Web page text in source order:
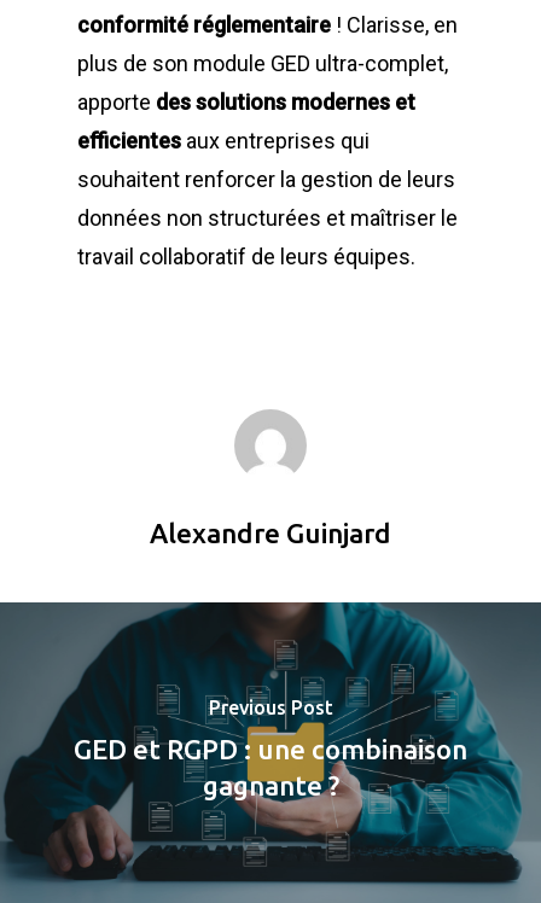
conformité réglementaire ! Clarisse, en
plus de son module GED ultra-complet,
apporte des solutions modernes et
efficientes aux entreprises qui
souhaitent renforcer la gestion de leurs
données non structurées et maîtriser le
travail collaboratif de leurs équipes.
Alexandre Guinjard
Previous Post
GED et RGPD : une combinaison
gagnante ?